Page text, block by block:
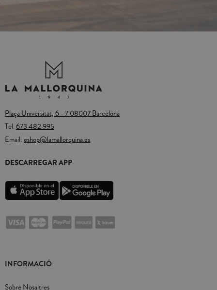
Plaça Universitat, 6 - 7 08007 Barcelona
Tel.673 482 995
Email:eshop@lamallorquina.es
DESCARREGAR APP
INFORMACIÓ
Sobre Nosaltres